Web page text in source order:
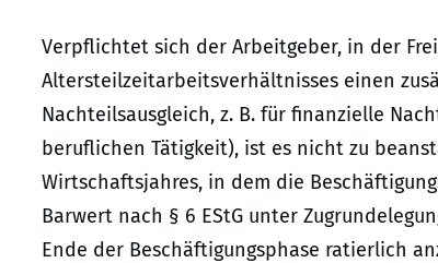
Verpflichtet sich der Arbeitgeber, in der
Altersteilzeitarbeitsverhältnisses einen
Nachteilsausgleich, z. B. für finanzielle
beruflichen Tätigkeit), ist es nicht zu
Wirtschaftsjahres, in dem die
Barwert nach § 6 EStG unter
Ende der Beschäftigungsphase ratierlich